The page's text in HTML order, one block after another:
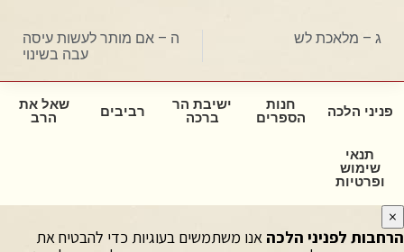
ג – מלאכת לש
ה – אם מותר לעשות עיסה
עבה בשינוי
פניני הלכה
חנות
הספרים
ישיבת הר
ברכה
רביבים
שאל את
הרב
תנאי
שימוש
ופרטיות
×
הרחבות לפניני הלכה אנו משתמשים בעוגיות כדי להבטיח את